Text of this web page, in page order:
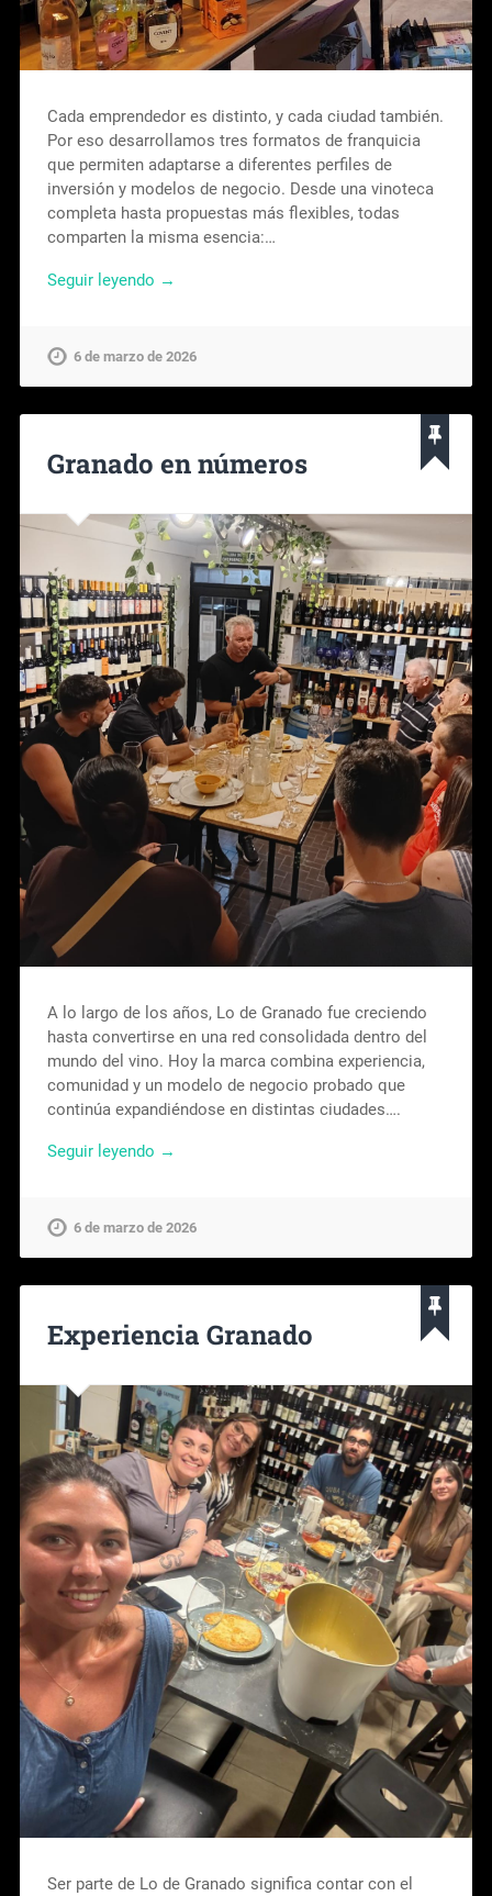
Cada emprendedor es distinto, y cada ciudad también.
Por eso desarrollamos tres formatos de franquicia
que permiten adaptarse a diferentes perfiles de
inversión y modelos de negocio. Desde una vinoteca
completa hasta propuestas más flexibles, todas
comparten la misma esencia:…
Seguir leyendo →
6 de marzo de 2026
Granado en números
A lo largo de los años, Lo de Granado fue creciendo
hasta convertirse en una red consolidada dentro del
mundo del vino. Hoy la marca combina experiencia,
comunidad y un modelo de negocio probado que
continúa expandiéndose en distintas ciudades….
Seguir leyendo →
6 de marzo de 2026
Experiencia Granado
Ser parte de Lo de Granado significa contar con el